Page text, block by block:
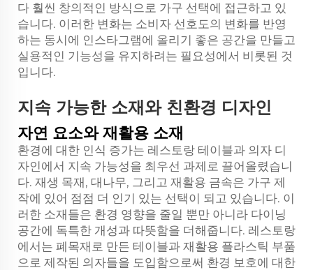
다 훨씬 창의적인 방식으로 가구 선택에 접근하고 있
습니다. 이러한 변화는 소비자 선호도의 변화를 반영
하는 동시에 인스타그램에 올리기 좋은 공간을 만들고
실용적인 기능성을 유지하려는 필요성에서 비롯된 것
입니다.
지속 가능한 소재와 친환경 디자인
자연 요소와 재활용 소재
환경에 대한 인식 증가는 레스토랑 테이블과 의자 디
자인에서 지속 가능성을 최우선 과제로 끌어올렸습니
다. 재생 목재, 대나무, 그리고 재활용 금속은 가구 제
작에 있어 점점 더 인기 있는 선택이 되고 있습니다. 이
러한 소재들은 환경 영향을 줄일 뿐만 아니라 다이닝
공간에 독특한 개성과 따뜻함을 더해줍니다. 레스토랑
에서는 폐목재로 만든 테이블과 재활용 플라스틱 부품
으로 제작된 의자들을 도입함으로써 환경 보호에 대한